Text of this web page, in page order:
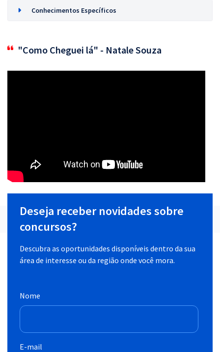
Conhecimentos Específicos
"Como Cheguei lá" - Natale Souza
Deseja receber novidades sobre
concursos?
Descubra as oportunidades disponíveis dentro da sua
área de interesse ou da região onde você mora.
Nome
E-mail